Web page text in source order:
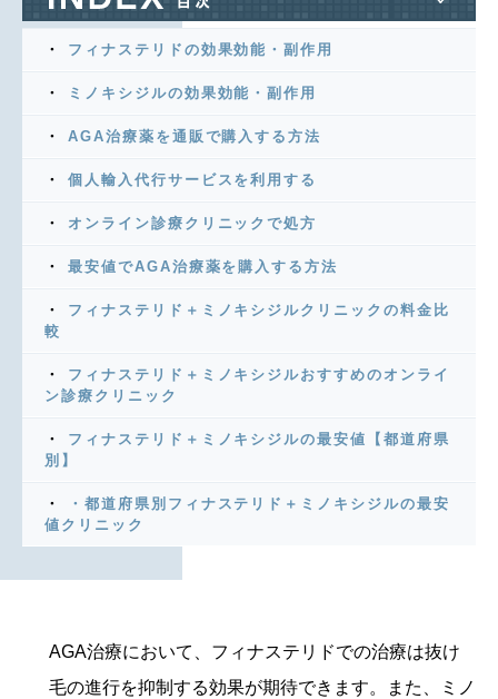
フィナステリドの効果効能・副作用
ミノキシジルの効果効能・副作用
AGA治療薬を通販で購入する方法
個人輸入代行サービスを利用する
オンライン診療クリニックで処方
最安値でAGA治療薬を購入する方法
フィナステリド＋ミノキシジルクリニックの料金比
較
フィナステリド＋ミノキシジルおすすめのオンライ
ン診療クリニック
フィナステリド＋ミノキシジルの最安値【都道府県
別】
・都道府県別フィナステリド＋ミノキシジルの最安
値クリニック
AGA治療において、フィナステリドでの治療は抜け
毛の進行を抑制する効果が期待できます。また、ミノ